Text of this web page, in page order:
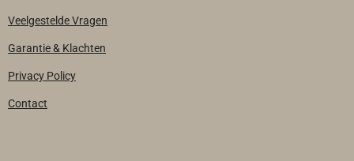
Veelgestelde Vragen
Garantie & Klachten
Privacy Policy
Contact